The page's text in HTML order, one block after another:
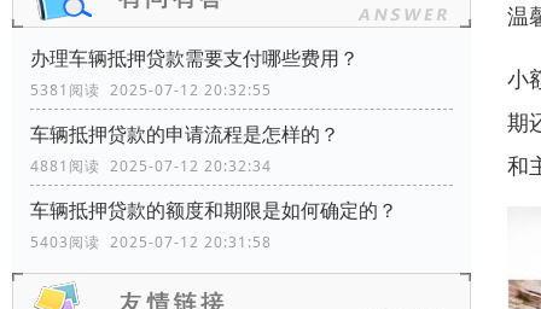
办理车辆抵押贷款需要支付哪些费用？
5381阅读 2025-07-12 20:32:55
车辆抵押贷款的申请流程是怎样的？
4881阅读 2025-07-12 20:32:34
车辆抵押贷款的额度和期限是如何确定的？
5403阅读 2025-07-12 20:31:58
温
小
期
和